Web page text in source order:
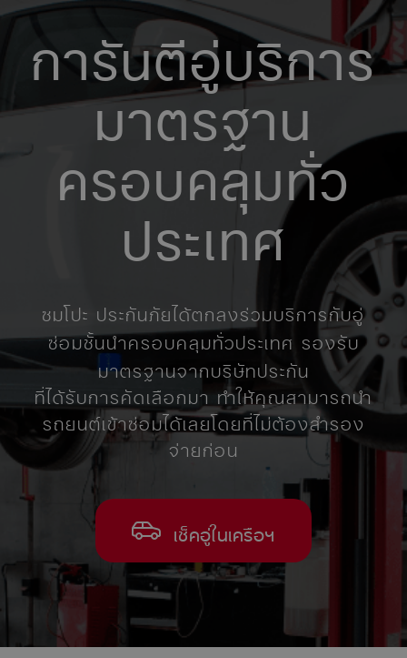
การันตีอู่บริการ
มาตรฐาน
ครอบคลุมทั่ว
ประเทศ
ซมโปะ ประกันภัยได้ตกลงร่วมบริการกับอู่
ซ่อมชั้นนําครอบคลุมทั่วประเทศ รองรับ
มาตรฐานจากบริษัทประกัน
ที่ได้รับการคัดเลือกมา ทำให้คุณสามารถนำ
รถยนต์เข้าซ่อมได้เลยโดยที่ไม่ต้องสำรอง
จ่ายก่อน
เช็คอู่ในเครือฯ